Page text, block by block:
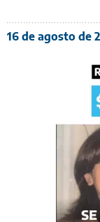
16 de agosto de